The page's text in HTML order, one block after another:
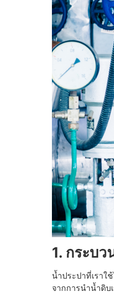
1. กระบ
น้ำประปาที่เราใ
จากการนำน้ำดิบ